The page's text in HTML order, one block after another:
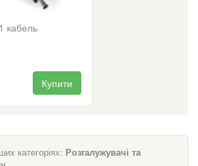
кабель
Купити
категоріях: Розгалужувачі та